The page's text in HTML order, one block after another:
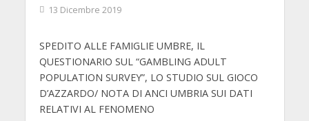
13 Dicembre 2019
SPEDITO ALLE FAMIGLIE UMBRE, IL
QUESTIONARIO SUL “GAMBLING ADULT
POPULATION SURVEY”, LO STUDIO SUL GIOCO
D’AZZARDO/ NOTA DI ANCI UMBRIA SUI DATI
RELATIVI AL FENOMENO